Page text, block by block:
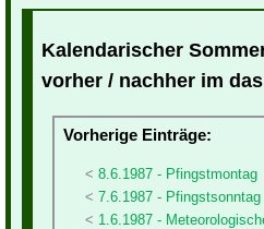
Kalendarischer
vorher / nachher im
Vorherige Einträge:
8.6.1987 - Pfingstmontag
7.6.1987 - Pfingstsonntag
1.6.1987 -